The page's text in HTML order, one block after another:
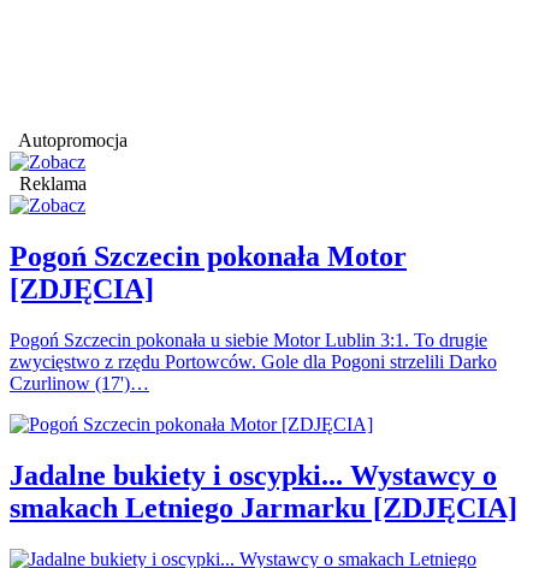
Autopromocja
Reklama
Pogoń Szczecin pokonała Motor
[ZDJĘCIA]
Pogoń Szczecin pokonała u siebie Motor Lublin 3:1. To drugie
zwycięstwo z rzędu Portowców. Gole dla Pogoni strzelili Darko
Czurlinow (17')…
Jadalne bukiety i oscypki... Wystawcy o
smakach Letniego Jarmarku [ZDJĘCIA]